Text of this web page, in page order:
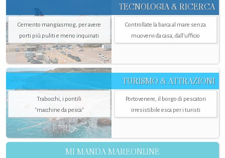
TECNOLOGIA & RICERCA
Cemento mangiasmog, per avere
porti più puliti e meno inquinati
Controllate la barca al mare senza
muovervi da casa, dall’ufficio
TURISMO & ATTRAZIONI
Trabocchi, i pontili
"macchine da pesca"
Portovenere, il borgo di pescatori
irresistibile esca per i turisti
MI MANDA MAREONLINE